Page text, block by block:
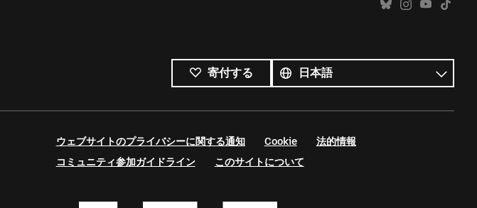
寄付する
べ
て
の
言
語
ウェブサイトのプライバシーに関する通知 Cookie
法的情報
コミュニティ参加ガイドライン
このサイトについて